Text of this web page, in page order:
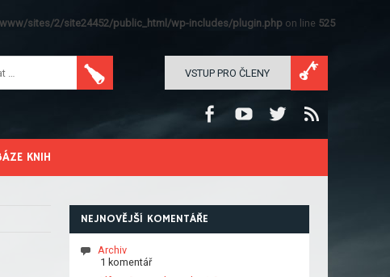
sites/2/site24452/public_html/wp-includes/plugin.php on line 525
VSTUP PRO ČLENY
KNIH
NEJNOVĚJŠÍ KOMENTÁŘE
Archiv
1 komentář